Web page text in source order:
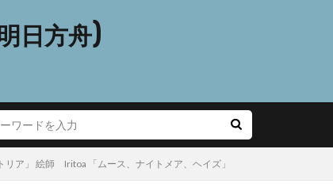
日方舟)
ア」 絵師 Iritoa 「ムース、ナイトメア、ヘイズ」